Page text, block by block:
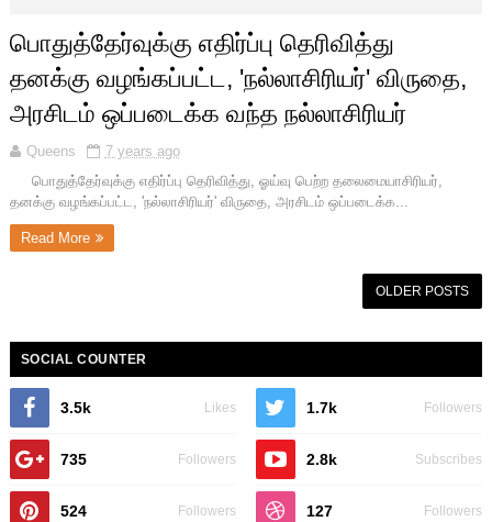
பொதுத்தேர்வுக்கு எதிர்ப்பு தெரிவித்து
தனக்கு வழங்கப்பட்ட, 'நல்லாசிரியர்' விருதை,
அரசிடம் ஒப்படைக்க வந்த நல்லாசிரியர்
Queens
7 years ago
பொதுத்தேர்வுக்கு எதிர்ப்பு தெரிவித்து, ஓய்வு பெற்ற தலைமையாசிரியர்,
தனக்கு வழங்கப்பட்ட, 'நல்லாசிரியர்' விருதை, அரசிடம் ஒப்படைக்க...
Read More
OLDER POSTS
SOCIAL COUNTER
3.5k Likes 1.7k Followers
735 Followers 2.8k Subscribes
524 Followers 127 Followers